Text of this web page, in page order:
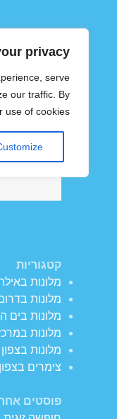
privacy
serve
our traffic. By
use of cookies.
צימרים
חיפוש
קטגוריות
מלונות
מלונות
מלונות בים
מלונות
מלונות בצפון
צימרים בצפון
פוסטים